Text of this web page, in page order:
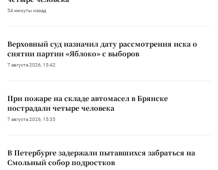
54 минуты назад
Верховный суд назначил дату рассмотрения иска о
снятии партии «Яблоко» с выборов
7 августа 2026, 15:42
При пожаре на складе автомасел в Брянске
пострадали четыре человека
7 августа 2026, 15:35
В Петербурге задержали пытавшихся забраться на
Смольный собор подростков